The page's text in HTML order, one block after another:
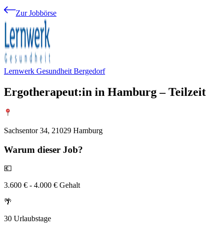
Zur Jobbörse
Lernwerk Gesundheit Bergedorf
Ergotherapeut:in in Hamburg – Teilzeit
Sachsentor 34, 21029 Hamburg
Warum dieser Job?
💶
3.600 € - 4.000 € Gehalt
🌴
30 Urlaubstage